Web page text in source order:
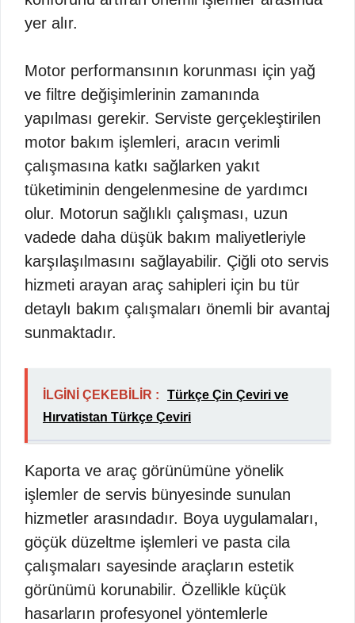
yer alır.
Motor performansının korunması için yağ
ve filtre değişimlerinin zamanında
yapılması gerekir. Serviste gerçekleştirilen
motor bakım işlemleri, aracın verimli
çalışmasına katkı sağlarken yakıt
tüketiminin dengelenmesine de yardımcı
olur. Motorun sağlıklı çalışması, uzun
vadede daha düşük bakım maliyetleriyle
karşılaşılmasını sağlayabilir. Çiğli oto servis
hizmeti arayan araç sahipleri için bu tür
detaylı bakım çalışmaları önemli bir avantaj
sunmaktadır.
İLGİNİ ÇEKEBİLİR :
Türkçe Çin Çeviri ve
Hırvatistan Türkçe Çeviri
Kaporta ve araç görünümüne yönelik
işlemler de servis bünyesinde sunulan
hizmetler arasındadır. Boya uygulamaları,
göçük düzeltme işlemleri ve pasta cila
çalışmaları sayesinde araçların estetik
görünümü korunabilir. Özellikle küçük
hasarların profesyonel yöntemlerle